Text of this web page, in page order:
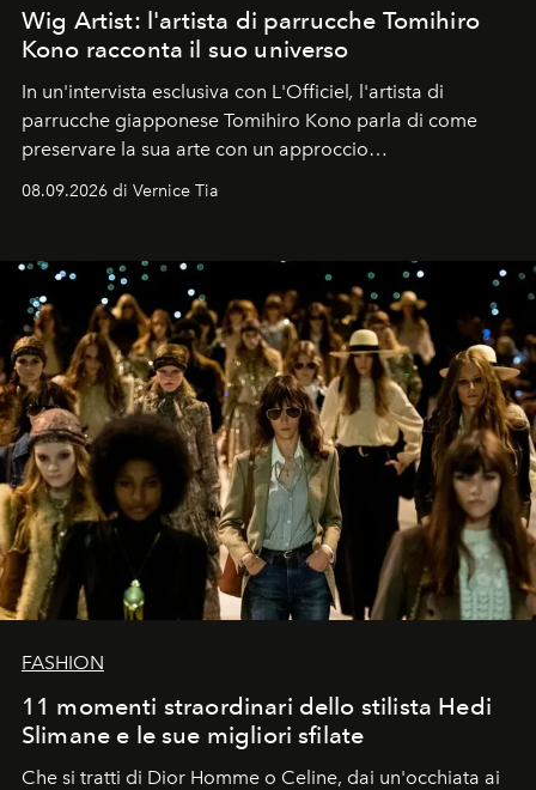
Wig Artist: l'artista di parrucche Tomihiro
Kono racconta il suo universo
In un'intervista esclusiva con L'Officiel, l'artista di
parrucche giapponese Tomihiro Kono parla di come
preservare la sua arte con un approccio
08.09.2026 di Vernice Tia
FASHION
11 momenti straordinari dello stilista Hedi
Slimane e le sue migliori sfilate
Che si tratti di Dior Homme o Celine, dai un'occhiata ai